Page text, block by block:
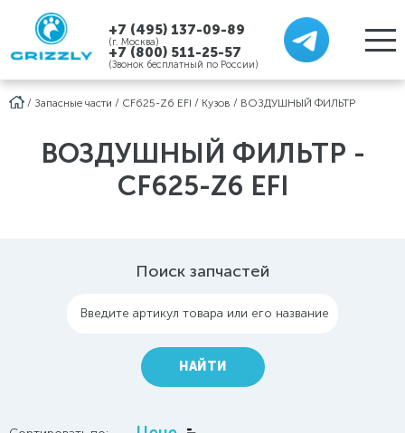
+7 (495) 137-09-89
(г. Москва)
+7 (800) 511-25-57
(Звонок бесплатный по России)
/ Запасные части / CF625-Z6 EFI / Кузов / ВОЗДУШНЫЙ ФИЛЬТР
ВОЗДУШНЫЙ ФИЛЬТР -
CF625-Z6 EFI
Поиск запчастей
Введите артикул товара или его название
НАЙТИ